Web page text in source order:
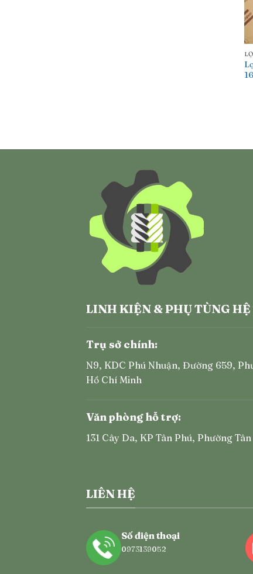
LINH KIỆN & PHỤ TÙNG
Trụ sở chính:
N9, KDC Phú Nhuận, Đường 659,
Hồ Chí Minh
Văn phòng hỗ trợ:
131 Cây Da, KP Tân Phú, Phường
LIÊN HỆ
Số điện thoại
0973139052